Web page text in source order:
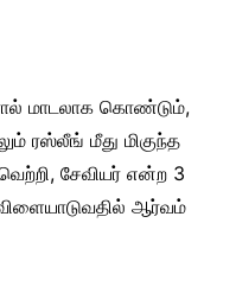
மாடலாக கொண்டும்,
ரஸ்லீங் மீது மிகுந்த
சேவியர் என்ற 3
விளையாடுவதில் ஆர்வம்